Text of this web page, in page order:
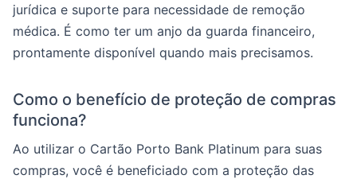
jurídica e suporte para necessidade de remoção
médica. É como ter um anjo da guarda financeiro,
prontamente disponível quando mais precisamos.
Como o benefício de proteção de compras
funciona?
Ao utilizar o Cartão Porto Bank Platinum para suas
compras, você é beneficiado com a proteção das